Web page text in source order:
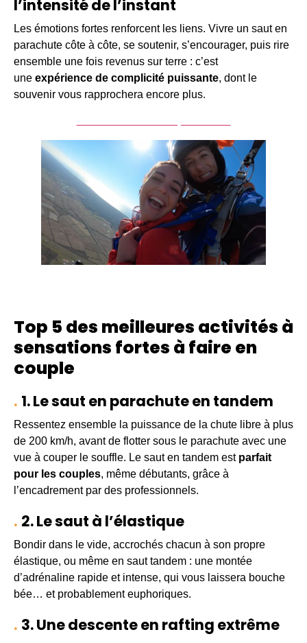
l’intensité de l’instant
Les émotions fortes renforcent les liens. Vivre un saut en
parachute côte à côte, se soutenir, s’encourager, puis rire
ensemble une fois revenus sur terre : c’est
une expérience de complicité puissante, dont le
souvenir vous rapprochera encore plus.
Top 5 des meilleures activités à
sensations fortes à faire en
couple
1. Le saut en parachute en tandem
Ressentez ensemble la puissance de la chute libre à plus
de 200 km/h, avant de flotter sous le parachute avec une
vue à couper le souffle. Le saut en tandem est parfait
pour les couples, même débutants, grâce à
l’encadrement par des professionnels.
2. Le saut à l’élastique
Bondir dans le vide, accrochés chacun à son propre
élastique, ou même en saut tandem : une montée
d’adrénaline rapide et intense, qui vous laissera bouche
bée… et probablement euphoriques.
3. Une descente en rafting extrême